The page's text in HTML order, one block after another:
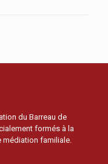
du Barreau de
formés à la
familiale.